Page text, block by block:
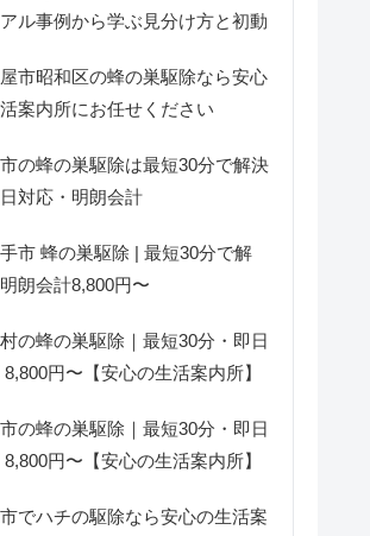
アル事例から学ぶ見分け方と初動
市昭和区の蜂の巣駆除なら安心
案内所にお任せください
の蜂の巣駆除は最短30分で解決
日対応・明朗会計
市 蜂の巣駆除 | 最短30分で解
朗会計8,800円〜
の蜂の巣駆除｜最短30分・即日
円〜【安心の生活案内所】
の蜂の巣駆除｜最短30分・即日
円〜【安心の生活案内所】
でハチの駆除なら安心の生活案